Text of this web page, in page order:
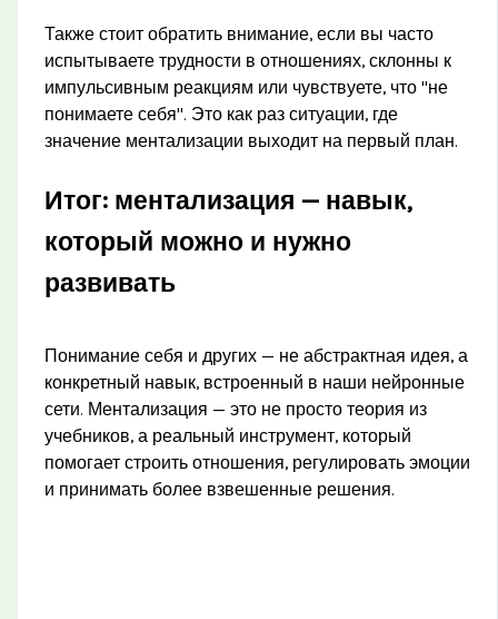
Также стоит обратить внимание, если вы часто
испытываете трудности в отношениях, склонны к
импульсивным реакциям или чувствуете, что "не
понимаете себя". Это как раз ситуации, где
значение ментализации выходит на первый план.
Итог: ментализация — навык,
который можно и нужно
развивать
Понимание себя и других — не абстрактная идея, а
конкретный навык, встроенный в наши нейронные
сети. Ментализация — это не просто теория из
учебников, а реальный инструмент, который
помогает строить отношения, регулировать эмоции
и принимать более взвешенные решения.